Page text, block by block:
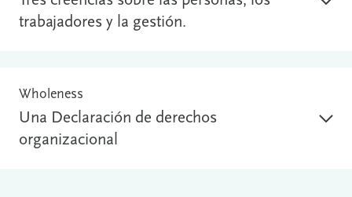
trabajadores y la gestión.
Wholeness
Una Declaración de derechos
organizacional